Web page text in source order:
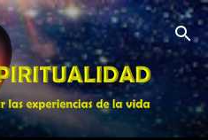
principal